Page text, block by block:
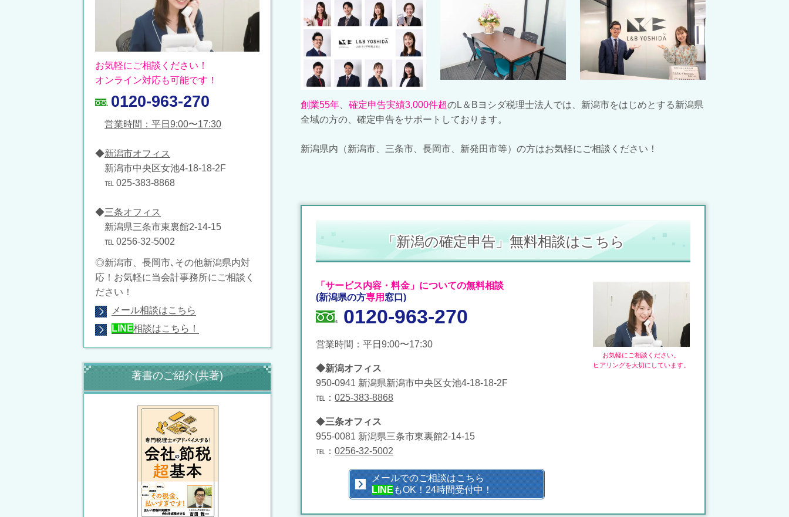
創業55年 確定申告実績3,000件超のL＆Bヨシダ税理士法人では、新潟市をはじめとする新潟県
全域の方の、確定申告をサポートしております。
新潟県内（新潟市、三条市、長岡市、新発田市等）の方はお気軽にご相談ください！
「新潟の確定申告」無料相談はこちら
お気軽にご相談ください。
ヒアリングを大切にしています。
「サービス内容・料金」についての無料相談
(新潟県の方専用 窓口)
0120-963-270
営業時間：平日9:00〜17:30
◆新潟オフィス
950-0941 新潟県新潟市中央区女池4-18-18-2F
℡：025-383-8868
◆三条オフィス
955-0081 新潟県三条市東裏館2-14-15
℡：0256-32-5002
メールでのご相談はこちら
LINEもOK！24時間受付中！
お気軽にご相談ください！
オンライン対応も可能です！
0120-963-270
営業時間：平日9:00〜17:30
◆新潟市オフィス
新潟市中央区女池4-18-18-2F
℡ 025-383-8868
◆三条オフィス
新潟県三条市東裏館2-14-15
℡ 0256-32-5002
◎新潟市、長岡市､その他新潟県内対
応！お気軽に当会計事務所にご相談く
ださい！
メール相談はこちら
LINE相談はこちら！
著書のご紹介(共著)